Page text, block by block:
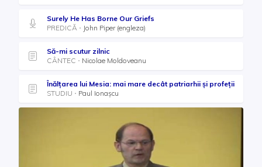
Surely He Has Borne Our Griefs
PREDICĂ
John Piper (engleza)
Să-mi scutur zilnic
CÂNTEC
Nicolae Moldoveanu
Înălțarea lui Mesia: mai mare decât patriarhii și profeții
STUDIU
Paul Ionașcu